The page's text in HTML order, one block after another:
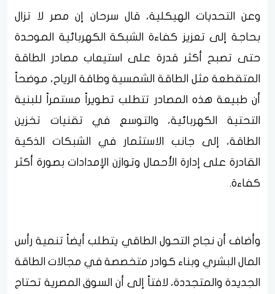
وعن التحديات الهيكلية، قال سرحان إن مصر لا تزال
بحاجة إلى تعزيز كفاءة الشبكة الكهربائية الموحدة
حتى تصبح أكثر قدرة على استيعاب مصادر الطاقة
المتقطعة مثل الطاقة الشمسية وطاقة الرياح، موضحاً
أن طبيعة هذه المصادر تتطلب تطويراً مستمراً للبنية
التحتية الكهربائية، والتوسع في تقنيات تخزين
الطاقة، إلى جانب الاستثمار في الشبكات الذكية
القادرة على إدارة الأحمال وتوازن الإمدادات بصورة أكثر
كفاءة.
وأضاف أن نجاح التحول الطاقي يتطلب أيضاً تنمية رأس
المال البشري وبناء كوادر متخصصة في مجالات الطاقة
الجديدة والمتجددة، لافتاً إلى أن السوق المصرية تحتاج